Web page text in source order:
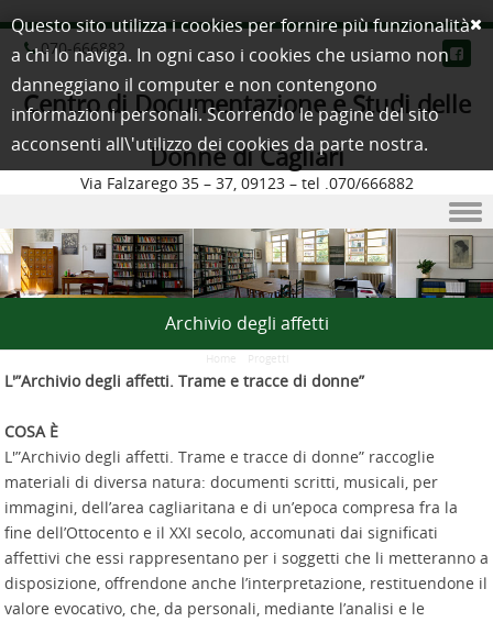
070-666882
Centro di Documentazione e Studi delle
Donne di Cagliari
Via Falzarego 35 – 37, 09123 – tel .070/666882
Skip to content
Archivio degli affetti
Home Progetti
L'”Archivio degli affetti. Trame e tracce di donne”
COSA È
L'”Archivio degli affetti. Trame e tracce di donne” raccoglie
materiali di diversa natura: documenti scritti, musicali, per
immagini, dell’area cagliaritana e di un’epoca compresa fra la
fine dell’Ottocento e il XXI secolo, accomunati dai significati
affettivi che essi rappresentano per i soggetti che li metteranno a
disposizione, offrendone anche l’interpretazione, restituendone il
valore evocativo, che, da personali, mediante l’analisi e le
Questo sito utilizza i cookies per fornire più funzionalità
a chi lo naviga. In ogni caso i cookies che usiamo non
danneggiano il computer e non contengono
informazioni personali. Scorrendo le pagine del sito
acconsenti all\'utilizzo dei cookies da parte nostra.